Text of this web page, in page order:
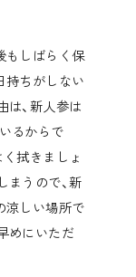
もしばらく保
持ちがしない
、新人参は
るからで
拭きましょ
まうので、新
涼しい場所で
めにいただ